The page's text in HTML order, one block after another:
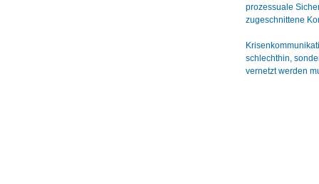
prozessuale
zugeschnittene
schlechthin,
vernetzt werden